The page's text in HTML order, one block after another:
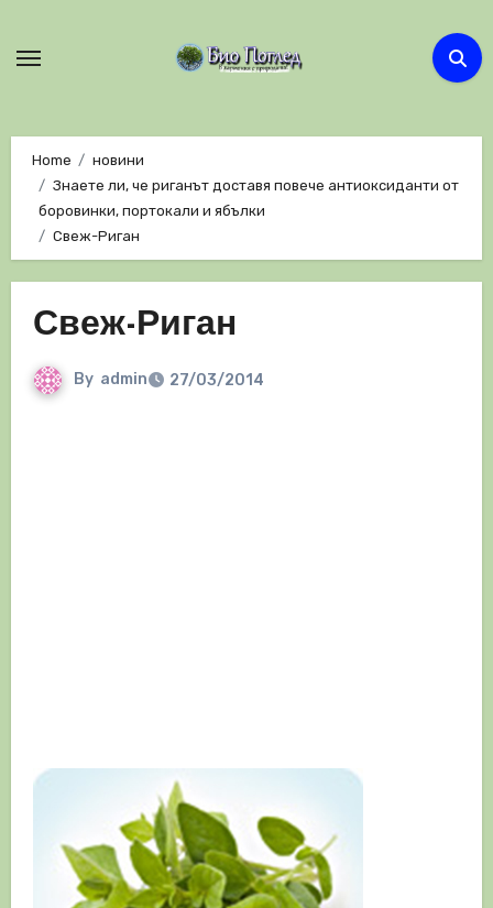
Home
новини
Знаете ли, че риганът доставя повече антиоксиданти от
боровинки, портокали и ябълки
Свеж-Риган
Свеж-Риган
By admin 27/03/2014